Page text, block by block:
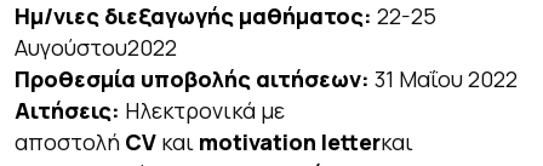
Ημ/νιες διεξαγωγής μαθήματος: 22-25
Αυγούστου2022
Προθεσμία υποβολής αιτήσεων: 31 Μαΐου 2022
Αιτήσεις: Ηλεκτρονικά με
αποστολή CV και motivation letterκαι